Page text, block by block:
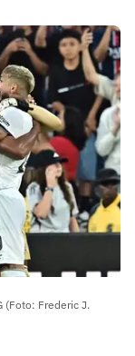
(Foto: Frederic J.